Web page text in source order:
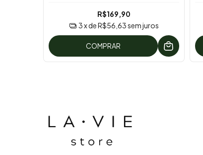
R$169,90
3x deR$56,63sem juros
COMPRAR